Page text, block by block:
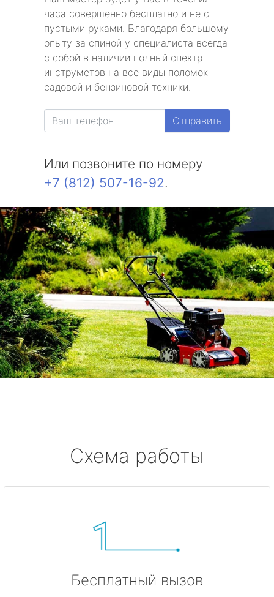
часа совершенно бесплатно и не с
пустыми руками. Благодаря большому
опыту за спиной у специалиста всегда
с собой в наличии полный спектр
инструметов на все виды поломок
садовой и бензиновой техники.
Отправить
Или позвоните по номеру
+7 (812) 507-16-92.
Схема работы
Бесплатный вызов